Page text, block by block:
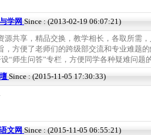
学网 Since : (2013-02-19 06:07:21)
源共享，精品交换，教学相长，各取所需
，方便了老师们的跨级部交流和专业难题
“师生问答”专栏，方便同学各种疑难问题
Since : (2015-11-05 17:30:33)
文网 Since : (2015-11-05 06:55:21)